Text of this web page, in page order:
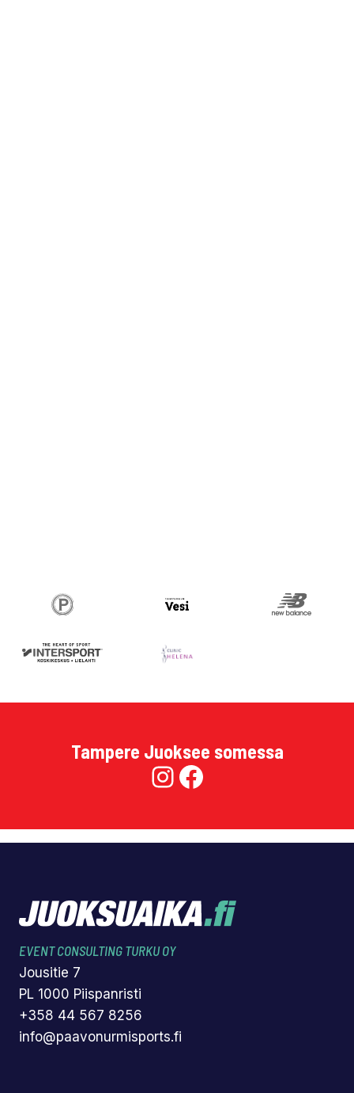
Tampere Juoksee somessa
Instagram
Facebook
EVENT CONSULTING TURKU OY
Jousitie 7
PL 1000 Piispanristi
+358 44 567 8256
info@paavonurmisports.fi